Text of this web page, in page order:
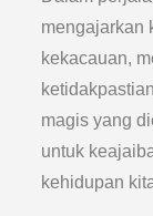
mengajarkan
kekacauan,
magis yang
untuk
kehidupan